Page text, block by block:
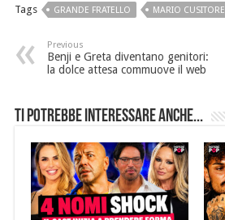
Tags GRANDE FRATELLO MARIO CUSITORE
Previous
Benji e Greta diventano genitori:
la dolce attesa commuove il web
Ti potrebbe interessare anche...